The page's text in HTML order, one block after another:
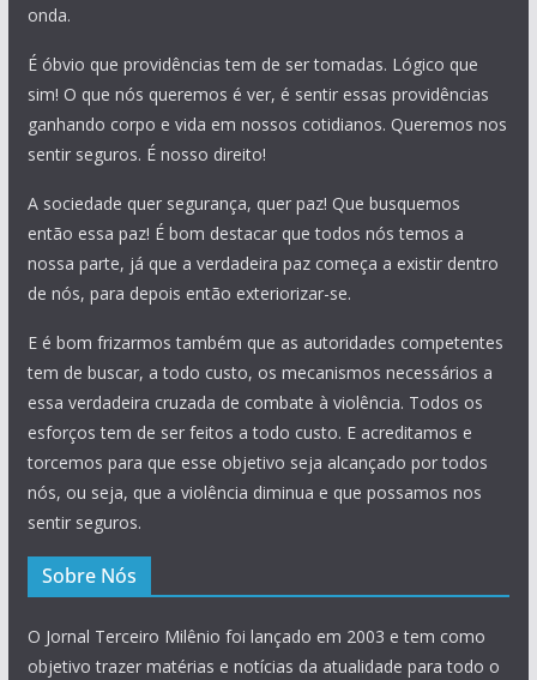
onda.
É óbvio que providências tem de ser tomadas. Lógico que
sim! O que nós queremos é ver, é sentir essas providências
ganhando corpo e vida em nossos cotidianos. Queremos nos
sentir seguros. É nosso direito!
A sociedade quer segurança, quer paz! Que busquemos
então essa paz! É bom destacar que todos nós temos a
nossa parte, já que a verdadeira paz começa a existir dentro
de nós, para depois então exteriorizar-se.
E é bom frizarmos também que as autoridades competentes
tem de buscar, a todo custo, os mecanismos necessários a
essa verdadeira cruzada de combate à violência. Todos os
esforços tem de ser feitos a todo custo. E acreditamos e
torcemos para que esse objetivo seja alcançado por todos
nós, ou seja, que a violência diminua e que possamos nos
sentir seguros.
Sobre Nós
O Jornal Terceiro Milênio foi lançado em 2003 e tem como
objetivo trazer matérias e notícias da atualidade para todo o